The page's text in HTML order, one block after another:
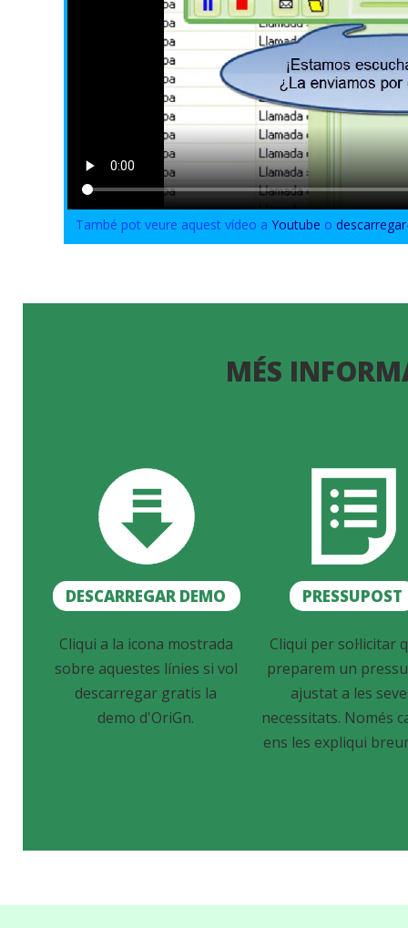
També pot veure aquest vídeo aYoutube o
MÉS
DESCARREGAR DEMO PRESSUPOST
Cliqui a la icona mostrada
sobre aquestes línies si vol
descarregar gratis la
demo d'OriGn.
Cliqui per sol·licitar
preparem un
ajustat a les
necessitats. Només
ens les expliqui